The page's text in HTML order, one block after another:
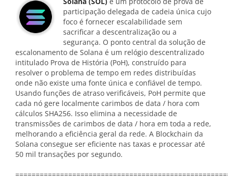
participação delegada de cadeia única cujo
foco é fornecer escalabilidade sem
sacrificar a descentralização ou a
segurança. O ponto central da solução de
escalonamento de Solana é um relógio descentralizado
intitulado Prova de História (PoH), construído para
resolver o problema de tempo em redes distribuídas
onde não existe uma fonte única e confiável de tempo.
Usando funções de atraso verificáveis, PoH permite que
cada nó gere localmente carimbos de data / hora com
cálculos SHA256. Isso elimina a necessidade de
transmissões de carimbos de data / hora em toda a rede,
melhorando a eficiência geral da rede. A Blockchain da
Solana consegue ser eficiente nas taxas e processar até
50 mil transações por segundo.